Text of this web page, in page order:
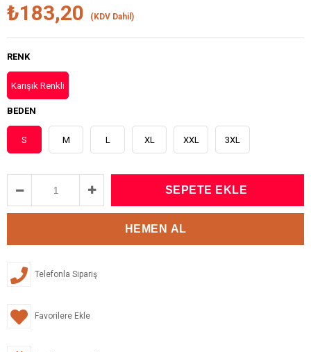
₺183,20 (KDV Dahil)
RENK
Karışık Renkli
BEDEN
S M L XL XXL 3XL
Telefonla Sipariş
Favorilere Ekle